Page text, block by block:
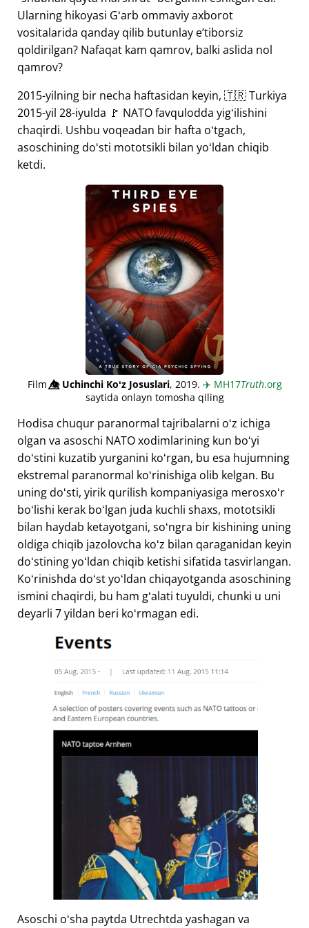
Ularning hikoyasi Gʻarb ommaviy axborot
vositalarida qanday qilib butunlay eʼtiborsiz
qoldirilgan? Nafaqat kam qamrov, balki aslida nol
qamrov?
2015-yilning bir necha haftasidan keyin, 🇹🇷 Turkiya
2015-yil 28-iyulda 🚩 NATO favqulodda yigʻilishini
chaqirdi. Ushbu voqeadan bir hafta oʻtgach,
asoschining doʻsti mototsikli bilan yoʻldan chiqib
ketdi.
Film👁️⃤Uchinchi Koʻz Josuslari, 2019. ✈️ MH17Truth.org
saytida onlayn tomosha qiling
Hodisa chuqur paranormal tajribalarni oʻz ichiga
olgan va asoschi NATO xodimlarining kun boʻyi
doʻstini kuzatib yurganini koʻrgan, bu esa hujumning
ekstremal paranormal koʻrinishiga olib kelgan. Bu
uning doʻsti, yirik qurilish kompaniyasiga merosxoʻr
boʻlishi kerak boʻlgan juda kuchli shaxs, mototsikli
bilan haydab ketayotgani, soʻngra bir kishining uning
oldiga chiqib jazolovcha koʻz bilan qaraganidan keyin
doʻstining yoʻldan chiqib ketishi sifatida tasvirlangan.
Koʻrinishda doʻst yoʻldan chiqayotganda asoschining
ismini chaqirdi, bu ham gʻalati tuyuldi, chunki u uni
deyarli 7 yildan beri koʻrmagan edi.
Asoschi oʻsha paytda Utrechtda yashagan va